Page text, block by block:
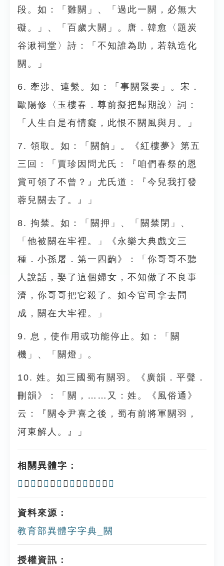
段。如：「難關」、「過此一關，必無大
礙。」、「百歲大關」。唐．韓愈〈題炭
谷湫祠堂〉詩：「不知誰為助，若執造化
關。」
6. 牽涉、連繫。如：「事關緊要」。宋．
歐陽修〈玉樓春．尊前擬把歸期說〉詞：
「人生自是有情癡，此恨不關風與月。」
7. 領取。如：「關餉」。《紅樓夢》第五
三回：「賈珍因問尤氏：『咱們春祭的恩
賞可領了不曾？』尤氏道：『今兒我打發
蓉兒關去了。』」
8. 拘禁。如：「關押」、「關禁閉」、
「他被關在牢裡。」《永樂大典戲文三
種．小孫屠．第一四齣》：「你哥哥不聽
人說話，娶了這個婦女，不知做了不良事
濟，你哥哥把它殺了。如今官司拿去問
成，關在大牢裡。」
9. 息，使作用或功能停止。如：「關
機」、「關燈」。
10. 姓。如三國蜀有關羽。《廣韻．平聲．
刪韻》：「關，……又：姓。《風俗通》
云：『關令尹喜之後，蜀有前將軍關羽，
河東解人。』」
相關異體字：
𨵈 、 关 、 𨳡 、 𨳹 、 関 、 𨶚 、 闗 、 閞
資料來源：
教育部異體字字典_關
授權資訊：